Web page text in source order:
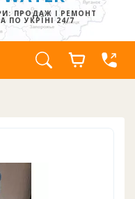
ПРОДАЖ І РЕМОНТ
ПО УКРЇНІ 24/7